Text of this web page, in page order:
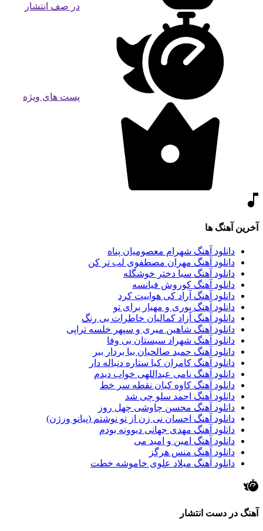
در صف انتشار
پست های ویژه
آخرین آهنگ ها
دانلود آهنگ شهرام معصومیان پناه
دانلود آهنگ مهران مصطفوی لب تر کن
دانلود آهنگ سیا دختر خوشگله
دانلود آهنگ کوروش فیانسه
دانلود آهنگ آراد کی هواییت کرد
دانلود آهنگ پوری و مهیار برای تو
دانلود آهنگ آزاد کمالیان خاطرات بی رنگ
دانلود آهنگ شاهین میری و سپهر خلسه تراپی
دانلود آهنگ شهراد سیستان بی وفا
دانلود آهنگ حمید صالحیان بیا بردار ببر
دانلود آهنگ کامران کیا ستاره دنباله دار
دانلود آهنگ نامی عبداللهی خواب دیدم
دانلود آهنگ کاوه کیان نقطه سر خط
دانلود آهنگ احمد سلو چی شد
دانلود آهنگ محسن چاوشی چهل روز
دانلود آهنگ احسان نی زن از تو نوشتم (پیانو ورژن)
دانلود آهنگ مهدی جهانی دیوونه بودم
دانلود آهنگ امین و امید می
دانلود آهنگ منس هرگز
دانلود آهنگ میلاد علوی خاموشه خطت
آهنگ در دست انتشار